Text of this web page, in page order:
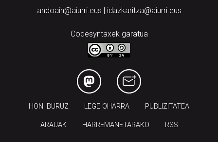
andoain@aiurri.eus | idazkaritza@aiurri.eus
Codesyntaxek garatua
HONI BURUZ LEGE OHARRA PUBLIZITATEA
ARAUAK HARREMANETARAKO RSS